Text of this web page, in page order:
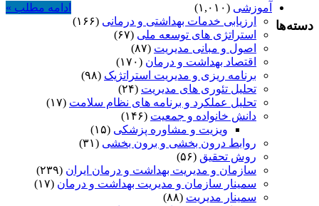
ادامه مطلب »
دسته‌ها
آموزشی (۱,۰۱۰)
ارزیابی خدمات بهداشتی و درمانی (۱۶۶)
استراتژی های توسعه ملی (۶۷)
اصول و مبانی مدیریت (۸۷)
اقتصاد بهداشت و درمان (۱۷۰)
برنامه ریزی و مدیریت استراتژیک (۹۸)
تحلیل تئوری های مدیریت (۲۴)
تحلیل عملکرد و برنامه های نظام سلامت (۱۷)
دانش خانواده و جمعیت (۱۴۶)
ویزیت و مشاوره پزشکی (۱۵)
روابط درون بخشی و برون بخشی (۳۱)
روش تحقیق (۵۶)
سازمان و مدیریت بهداشت و درمان ایران (۲۳۹)
سمینار سازمان و مدیریت بهداشت و درمان (۱۷)
سمینار مدیریت (۸۸)